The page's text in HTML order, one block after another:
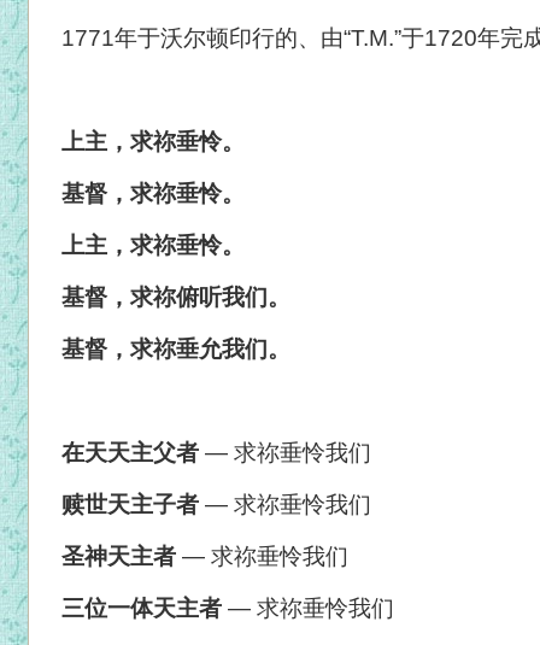
1771年于沃尔顿印行的、由“T.M.”于1720年完
上主，求祢垂怜。
基督，求祢垂怜。
上主，求祢垂怜。
基督，求祢俯听我们。
基督，求祢垂允我们。
在天天主父者 — 求祢垂怜我们
赎世天主子者 — 求祢垂怜我们
圣神天主者 — 求祢垂怜我们
三位一体天主者 — 求祢垂怜我们